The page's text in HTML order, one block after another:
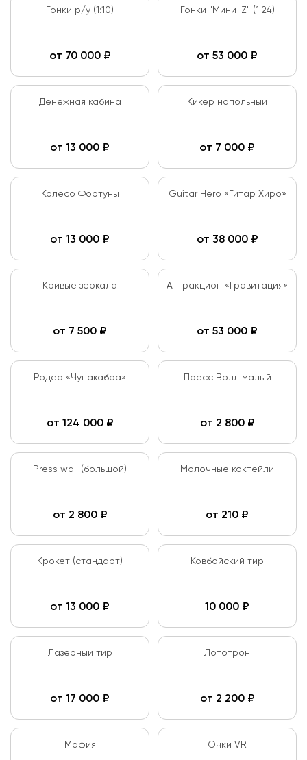
Гонки р/у (1:10)
от 70 000₽
Гонки "Мини-Z" (1:24)
от 53 000 ₽
Денежная кабина
от 13 000 ₽
Кикер напольный
от 7 000 ₽
Колесо Фортуны
от 13 000 ₽
Guitar Hero «Гитар Хиро»
от 38 000₽
Кривые зеркала
от 7 500 ₽
Аттракцион «Гравитация»
от 53 000 ₽
Родео «Чупакабра»
от 124 000₽
Пресс Волл малый
от 2 800₽
Press wall (большой)
от 2 800₽
Молочные коктейли
от 210 ₽
Крокет (стандарт)
от 13 000 ₽
Ковбойский тир
10 000 ₽
Лазерный тир
от 17 000 ₽
Лототрон
от 2 200₽
Мафия Очки VR